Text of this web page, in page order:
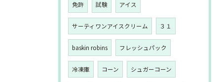
免許 試験 アイス
サーティワンアイスクリーム ３１
baskin robins フレッシュパック
冷凍庫 コーン シュガーコーン